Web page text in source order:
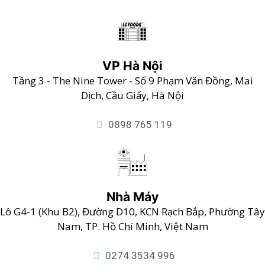
VP Hà Nội
Tầng 3 - The Nine Tower - Số 9 Phạm Văn Đồng, Mai
Dịch, Cầu Giấy, Hà Nội
0898 765 119
Nhà Máy
Lô G4-1 (Khu B2), Đường D10, KCN Rạch Bắp, Phường Tây
Nam, TP. Hồ Chí Minh, Việt Nam
0274 3534 996